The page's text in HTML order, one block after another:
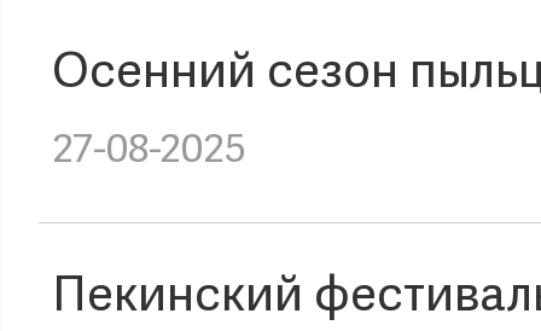
Осенний сезон
27-08-2025
Пекинский